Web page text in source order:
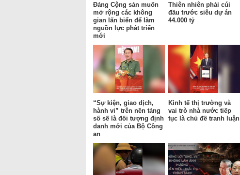
Đảng Cộng sản muốn
mở rộng các không
gian lấn biển để làm
nguồn lực phát triển
mới
Thiên nhiên phải cúi
đầu trước siêu dự án
44.000 tỷ
“Sự kiện, giao dịch,
hành vi” trên nền tảng
số sẽ là đối tượng định
danh mới của Bộ Công
an
Kinh tế thị trường và
vai trò nhà nước tiếp
tục là chủ đề tranh luận